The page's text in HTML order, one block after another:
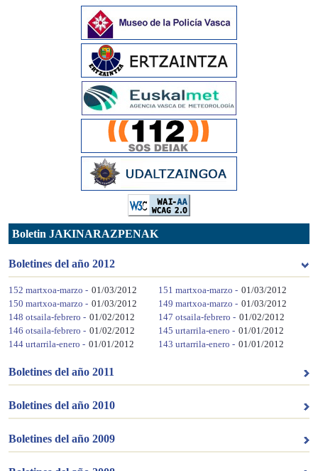
Boletin JAKINARAZPENAK
Boletines del año 2012
152 martxoa-marzo - 01/03/2012 151 martxoa-marzo - 01/03/2012
150 martxoa-marzo - 01/03/2012 149 martxoa-marzo - 01/03/2012
148 otsaila-febrero - 01/02/2012 147 otsaila-febrero - 01/02/2012
146 otsaila-febrero - 01/02/2012 145 urtarrila-enero - 01/01/2012
144 urtarrila-enero - 01/01/2012 143 urtarrila-enero - 01/01/2012
Boletines del año 2011
Boletines del año 2010
Boletines del año 2009